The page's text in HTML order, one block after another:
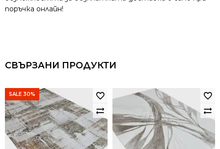
поръчка онлайн!
СВЪРЗАНИ ПРОДУКТИ
SALE 30%